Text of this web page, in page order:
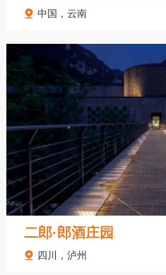
中国，云南
二郎·郎酒庄园
四川，泸州